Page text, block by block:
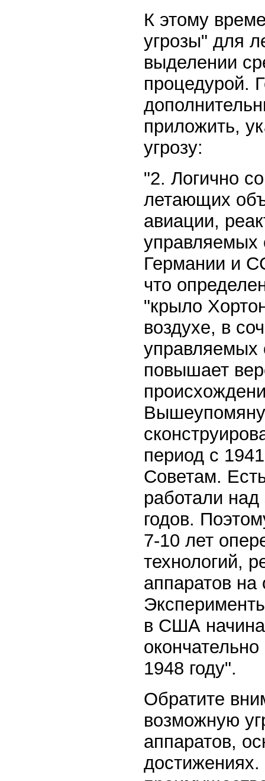
К этому
угрозы" для
выделении
процедурой.
приложить,
угрозу:
"2. Логично
летающих
авиации,
управляемых
Германии и
что
"крыло
воздухе, в
управляемых
повышает
период с
Советам.
работали
годов.
7-10 лет
технологий,
аппаратов
в США
1948 году".
Обратите
возможную
аппаратов,